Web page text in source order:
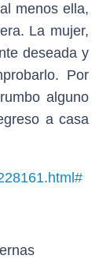
menos ella,
La mujer,
deseada y
Por
alguno
a casa